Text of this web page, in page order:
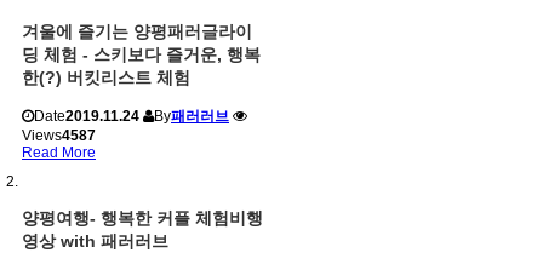
겨울에 즐기는 양평패러글라이
딩 체험 - 스키보다 즐거운, 행복
한(?) 버킷리스트 체험
Date2019.11.24 By패러러브
Views4587
Read More
양평여행- 행복한 커플 체험비행
영상 with 패러러브